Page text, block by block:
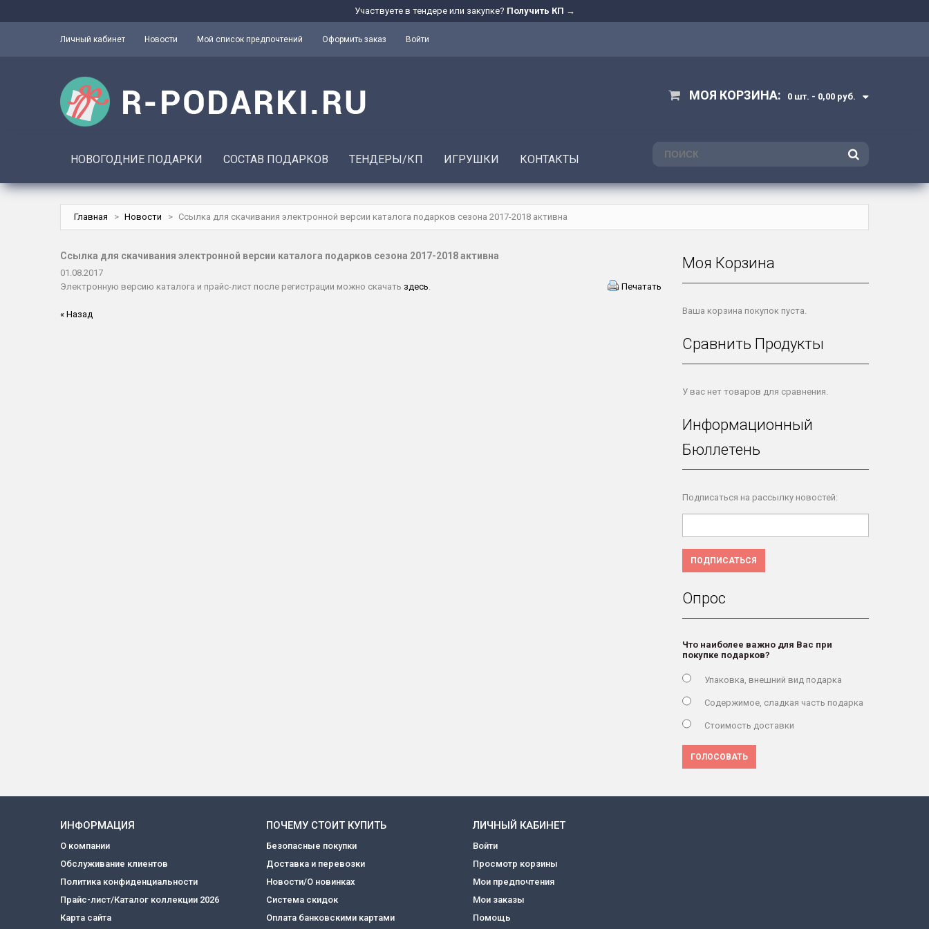
Участвуете в тендере или закупке? Получить КП →
Личный кабинет Новости Мой список предпочтений Оформить заказ Войти
МОЯ КОРЗИНА: 0 шт. - 0,00 руб.
ПОИСК
НОВОГОДНИЕ ПОДАРКИ СОСТАВ ПОДАРКОВ ТЕНДЕРЫ/КП ИГРУШКИ КОНТАКТЫ
Главная > Новости > Ссылка для скачивания электронной версии каталога подарков сезона 2017-2018 активна
Ссылка для скачивания электронной версии каталога подарков сезона 2017-2018 активна
01.08.2017
Печатать
Электронную версию каталога и прайс-лист после регистрации можно скачать здесь.
« Назад
Моя Корзина
Ваша корзина покупок пуста.
Сравнить Продукты
У вас нет товаров для сравнения.
Информационный
Бюллетень
Подписаться на рассылку новостей:
ПОДПИСАТЬСЯ
Опрос
Что наиболее важно для Вас при
покупке подарков?
Упаковка, внешний вид подарка
Содержимое, сладкая часть подарка
Стоимость доставки
ГОЛОСОВАТЬ
ИНФОРМАЦИЯ
О компании
Обслуживание клиентов
Политика конфиденциальности
Прайс-лист/Каталог коллекции 2026
Карта сайта
ПОЧЕМУ СТОИТ КУПИТЬ
Безопасные покупки
Доставка и перевозки
Новости/О новинках
Система скидок
Оплата банковскими картами
ЛИЧНЫЙ КАБИНЕТ
Войти
Просмотр корзины
Мои предпочтения
Мои заказы
Помощь